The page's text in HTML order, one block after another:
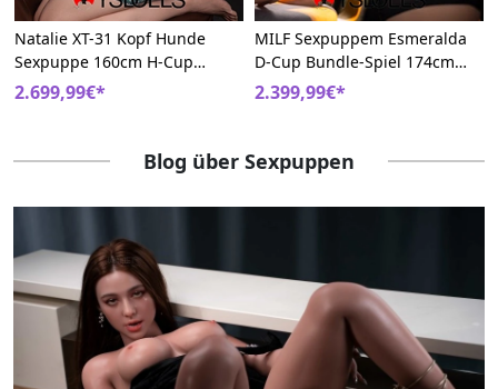
Natalie XT-31 Kopf Hunde
Sexpuppe 160cm H-Cup
Kleiner Blumenrock Silikon
2.699,99€*
MILF Sexpuppem Esmeralda
D-Cup Bundle-Spiel 174cm
Silikon Sexy Weihnachtsoutfit
2.399,99€*
Blog über Sexpuppen